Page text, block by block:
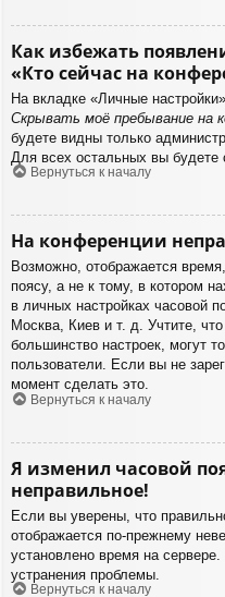
Как избежать
«Кто сейчас на
На вкладке «Личные
Скрывать моё пребывание на
будете видны только
Для всех остальных вы будете
Вернуться к началу
На конференции
Возможно, отображается
поясу, а не к тому, в котором
в личных настройках часовой
Москва, Киев и т. д. Учтите,
большинство настроек, могут
пользователи. Если вы не
момент сделать это.
Вернуться к началу
Я изменил часовой
неправильное!
Если вы уверены, что
отображается по-прежнему
установлено время на
устранения проблемы.
Вернуться к началу